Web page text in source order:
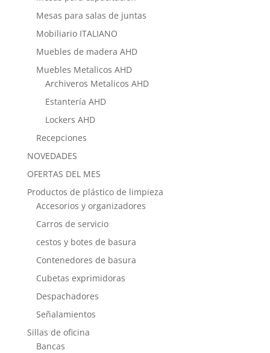
Mesas para salas de juntas
Mobiliario ITALIANO
Muebles de madera AHD
Muebles Metalicos AHD
Archiveros Metalicos AHD
Estantería AHD
Lockers AHD
Recepciones
NOVEDADES
OFERTAS DEL MES
Productos de plástico de limpieza
Accesorios y organizadores
Carros de servicio
cestos y botes de basura
Contenedores de basura
Cubetas exprimidoras
Despachadores
Señalamientos
Sillas de oficina
Bancas